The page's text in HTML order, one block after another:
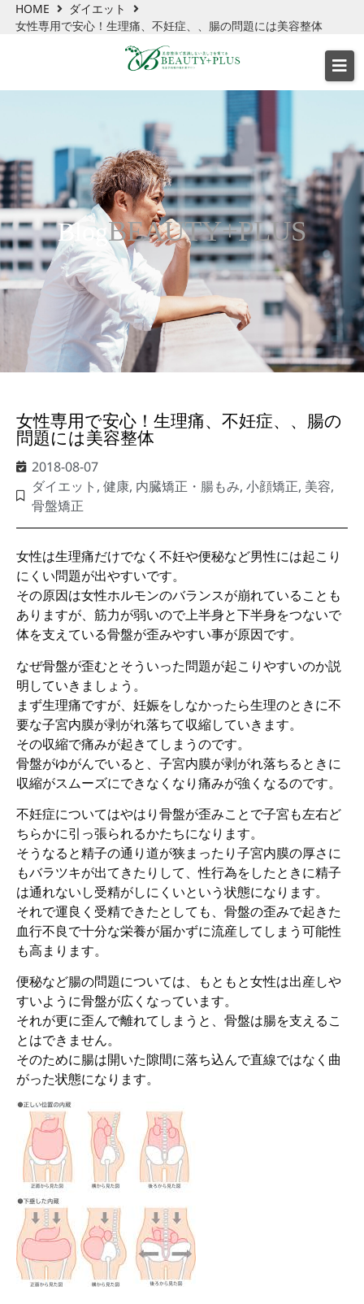
HOME
ダイエット
女性専用で安心！生理痛、不妊症、、腸の問題には美容整体
BlogBEAUTY+PLUS
女性専用で安心！生理痛、不妊症、、腸の
問題には美容整体
2018-08-07
ダイエット , 健康, 内臓矯正・腸もみ, 小顔矯正, 美容,
骨盤矯正
女性は生理痛だけでなく不妊や便秘など男性には起こり
にくい問題が出やすいです。
その原因は女性ホルモンのバランスが崩れていることも
ありますが、筋力が弱いので上半身と下半身をつないで
体を支えている骨盤が歪みやすい事が原因です。
なぜ骨盤が歪むとそういった問題が起こりやすいのか説
明していきましょう。
まず生理痛ですが、妊娠をしなかったら生理のときに不
要な子宮内膜が剥がれ落ちて収縮していきます。
その収縮で痛みが起きてしまうのです。
骨盤がゆがんでいると、子宮内膜が剥がれ落ちるときに
収縮がスムーズにできなくなり痛みが強くなるのです。
不妊症についてはやはり骨盤が歪みことで子宮も左右ど
ちらかに引っ張られるかたちになります。
そうなると精子の通り道が狭まったり子宮内膜の厚さに
もバラツキが出てきたりして、性行為をしたときに精子
は通れないし受精がしにくいという状態になります。
それで運良く受精できたとしても、骨盤の歪みで起きた
血行不良で十分な栄養が届かずに流産してしまう可能性
も高まります。
便秘など腸の問題については、もともと女性は出産しや
すいように骨盤が広くなっています。
それが更に歪んで離れてしまうと、骨盤は腸を支えるこ
とはできません。
そのために腸は開いた隙間に落ち込んで直線ではなく曲
がった状態になります。